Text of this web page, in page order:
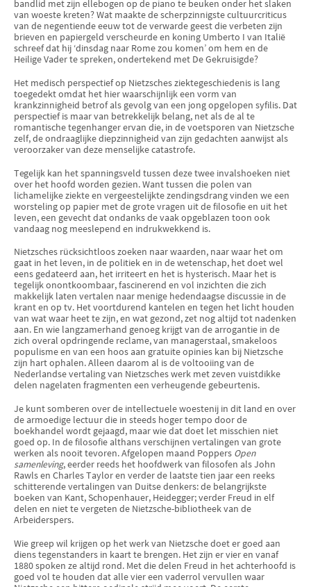
bandlid met zijn ellebogen op de piano te beuken onder het slaken
van woeste kreten? Wat maakte de scherpzinnigste cultuurcriticus
van de negentiende eeuw tot de verwarde geest die verbeten zijn
brieven en papiergeld verscheurde en koning Umberto I van Italië
schreef dat hij ‘dinsdag naar Rome zou komen’ om hem en de
Heilige Vader te spreken, ondertekend met De Gekruisigde?
Het medisch perspectief op Nietzsches ziektegeschiedenis is lang
toegedekt omdat het hier waarschijnlijk een vorm van
krankzinnigheid betrof als gevolg van een jong opgelopen syfilis. Dat
perspectief is maar van betrekkelijk belang, net als de al te
romantische tegenhanger ervan die, in de voetsporen van Nietzsche
zelf, de ondraaglijke diepzinnigheid van zijn gedachten aanwijst als
veroorzaker van deze menselijke catastrofe.
Tegelijk kan het spanningsveld tussen deze twee invalshoeken niet
over het hoofd worden gezien. Want tussen die polen van
lichamelijke ziekte en vergeestelijkte zendingsdrang vinden we een
worsteling op papier met de grote vragen uit de filosofie en uit het
leven, een gevecht dat ondanks de vaak opgeblazen toon ook
vandaag nog meeslepend en indrukwekkend is.
Nietzsches rücksichtloos zoeken naar waarden, naar waar het om
gaat in het leven, in de politiek en in de wetenschap, het doet wel
eens gedateerd aan, het irriteert en het is hysterisch. Maar het is
tegelijk onontkoombaar, fascinerend en vol inzichten die zich
makkelijk laten vertalen naar menige hedendaagse discussie in de
krant en op tv. Het voortdurend kantelen en tegen het licht houden
van wat waar heet te zijn, en wat gezond, zet nog altijd tot nadenken
aan. En wie langzamerhand genoeg krijgt van de arrogantie in de
zich overal opdringende reclame, van managerstaal, smakeloos
populisme en van een hoos aan gratuite opinies kan bij Nietzsche
zijn hart ophalen. Alleen daarom al is de voltooiing van de
Nederlandse vertaling van Nietzsches werk met zeven vuistdikke
delen nagelaten fragmenten een verheugende gebeurtenis.
Je kunt somberen over de intellectuele woestenij in dit land en over
de armoedige lectuur die in steeds hoger tempo door de
boekhandel wordt gejaagd, maar wie dat doet let misschien niet
goed op. In de filosofie althans verschijnen vertalingen van grote
werken als nooit tevoren. Afgelopen maand Poppers Open
samenleving, eerder reeds het hoofdwerk van filosofen als John
Rawls en Charles Taylor en verder de laatste tien jaar een reeks
schitterende vertalingen van Duitse denkers: de belangrijkste
boeken van Kant, Schopenhauer, Heidegger; verder Freud in elf
delen en niet te vergeten de Nietzsche-bibliotheek van de
Arbeiderspers.
Wie greep wil krijgen op het werk van Nietzsche doet er goed aan
diens tegenstanders in kaart te brengen. Het zijn er vier en vanaf
1880 spoken ze altijd rond. Met die delen Freud in het achterhoofd is
goed vol te houden dat alle vier een vaderrol vervullen waar